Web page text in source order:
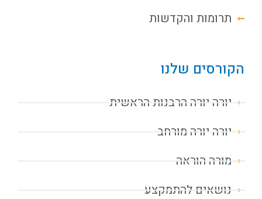
תרומות והקדשות
הקורסים שלנו
יורה יורה הרבנות הראשית
יורה יורה מורחב
מורה הוראה
נושאים להתמקצע